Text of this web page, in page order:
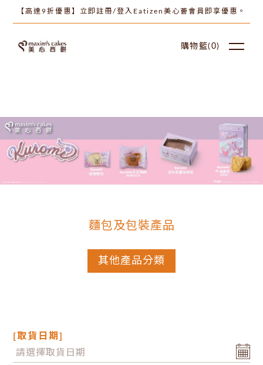
【高達9折優惠】立即註冊/登入Eatizen美心薈會員即享優惠。
購物籃( 0)
麵包及包裝產品
其他產品分類
[取貨日期]